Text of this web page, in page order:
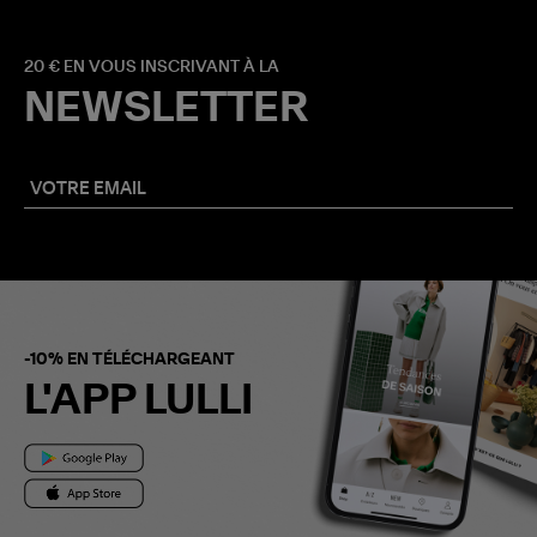
20 € EN VOUS INSCRIVANT À LA
NEWSLETTER
-10% EN TÉLÉCHARGEANT
L'APP LULLI